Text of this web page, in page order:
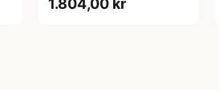
1.804,00 kr